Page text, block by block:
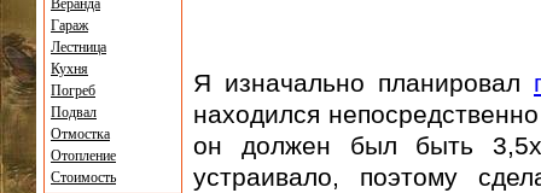
Я изначально планировал
находился
он должен был быть
устраивало, поэтому
Веранда
Гараж
Лестница
Кухня
Погреб
Подвал
Отмостка
Отопление
Стоимость